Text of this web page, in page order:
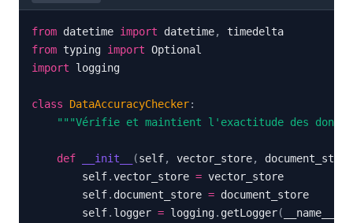
from datetime import datetime,
from typing import
import
class DataAccuracyChecker:
"""Vérifie et maintient l'exactitude des
def __init__ (self, vector_store,
document_store
        self
.vector_store =
        self
. document_store =
        self
. logger = logging. getLogger( __name__